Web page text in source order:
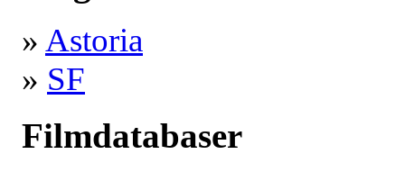
» Astoria
» SF
Filmdatabaser